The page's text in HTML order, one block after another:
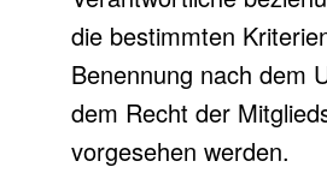
die bestimmten
Benennung nach dem
dem Recht der
vorgesehen werden.